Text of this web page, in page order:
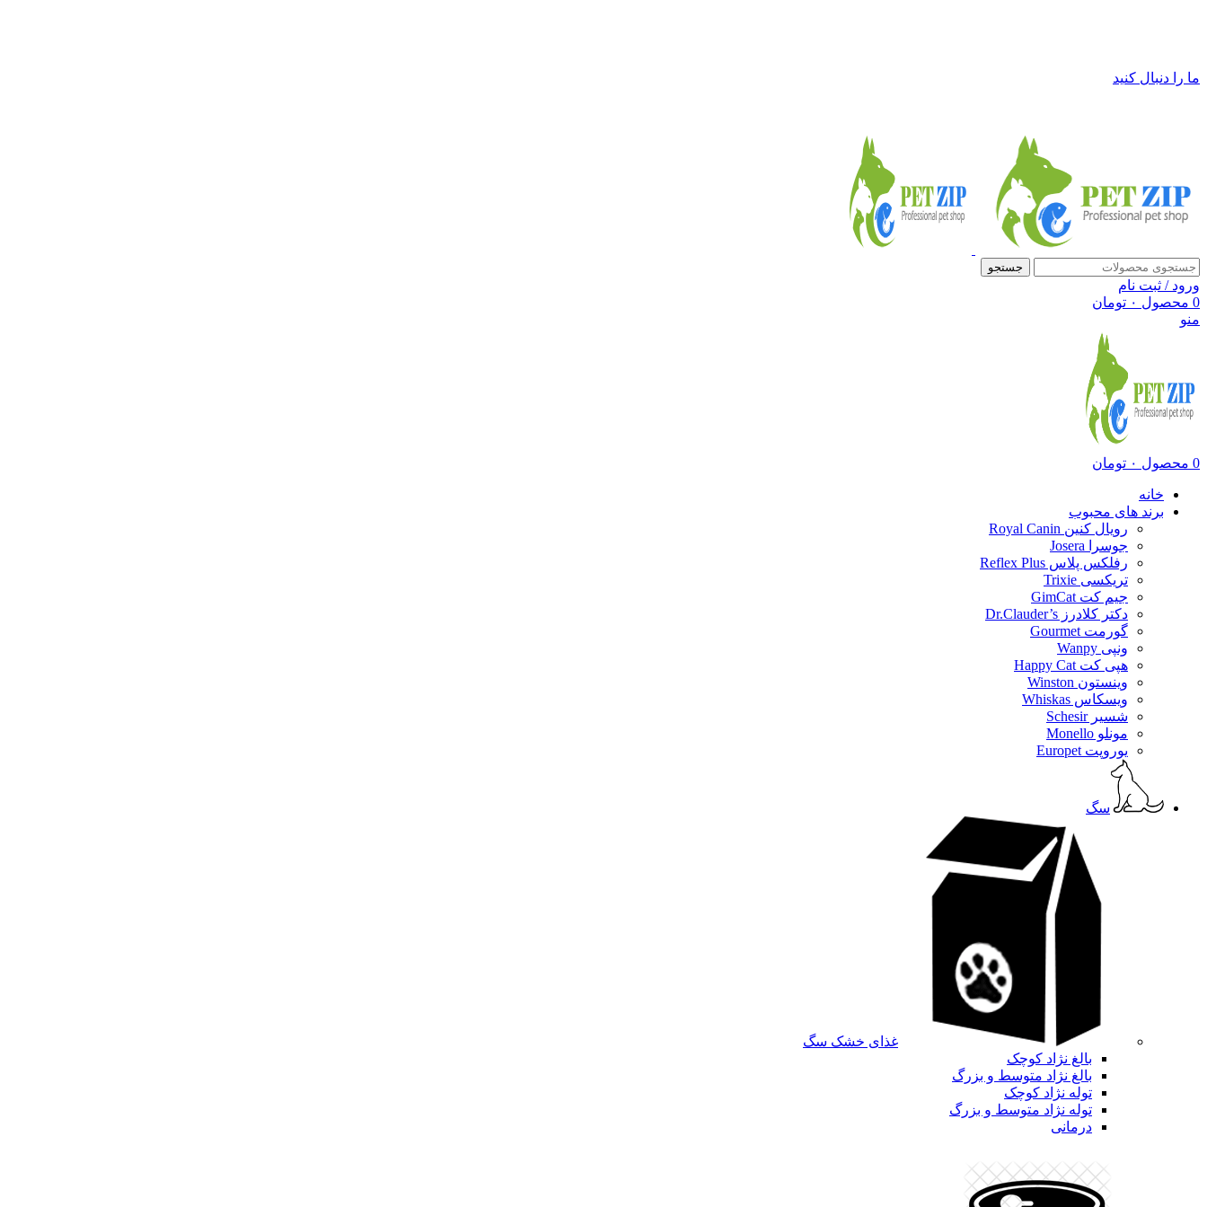
ما را دنبال کنید
جستجو
ورود / ثبت نام
0 محصول ۰ تومان
منو
0 محصول ۰ تومان
خانه
برند های محبوب
رویال کنین Royal Canin
جوسرا Josera
رفلکس پلاس Reflex Plus
تریکسی Trixie
جیم کت GimCat
دکتر کلادرز Dr.Clauder’s
گورمت Gourmet
ونپی Wanpy
هپی کت Happy Cat
وینستون Winston
ویسکاس Whiskas
شسیر Schesir
مونلو Monello
یوروپت Europet
سگ
غذای خشک سگ
بالغ نژاد کوچک
بالغ نژاد متوسط و بزرگ
توله نژاد کوچک
توله نژاد متوسط و بزرگ
درمانی